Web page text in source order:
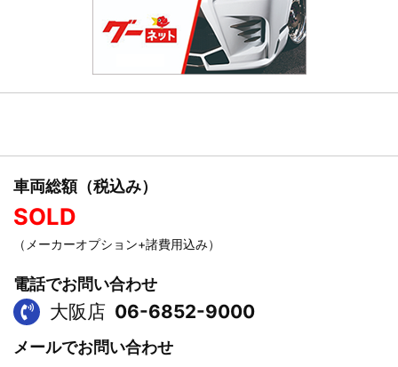
車両総額（税込み）
SOLD
（メーカーオプション+諸費用込み）
電話でお問い合わせ
大阪店 06-6852-9000
メールでお問い合わせ